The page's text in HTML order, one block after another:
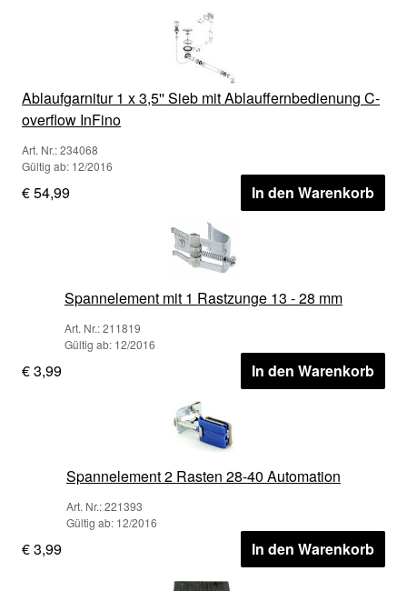
Ablaufgarnitur 1 x 3,5'' Sieb mit Ablauffernbedienung C-
overflow InFino
Art. Nr.: 234068
Gültig ab: 12/2016
€ 54,99 In den Warenkorb
Spannelement mit 1 Rastzunge 13 - 28 mm
Art. Nr.: 211819
Gültig ab: 12/2016
€ 3,99 In den Warenkorb
Spannelement 2 Rasten 28-40 Automation
Art. Nr.: 221393
Gültig ab: 12/2016
€ 3,99 In den Warenkorb